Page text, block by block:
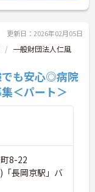
更新日：2026年02月05日
一般財団法人仁風
でも安心◎病院
＜パート＞
8-22
「長岡京駅」バ